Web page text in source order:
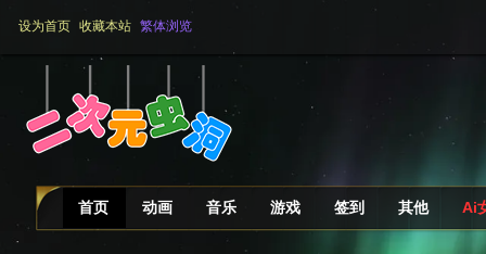
设为首页 收藏本站 繁体浏览
首页 动画 音乐 游戏 签到 其他 Ai